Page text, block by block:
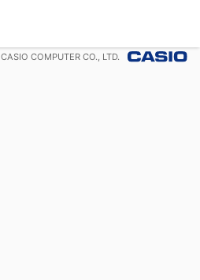
CASIO COMPUTER CO., LTD.